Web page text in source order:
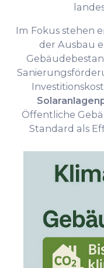
Im Fokus stehen
der Ausbau
Öffentliche
Standard als